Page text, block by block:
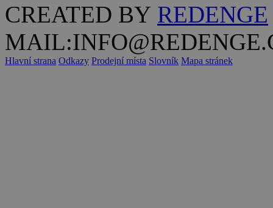
CREATED BY REDENGE
Hlavní strana Odkazy Prodejní místa Slovník Mapa stránek